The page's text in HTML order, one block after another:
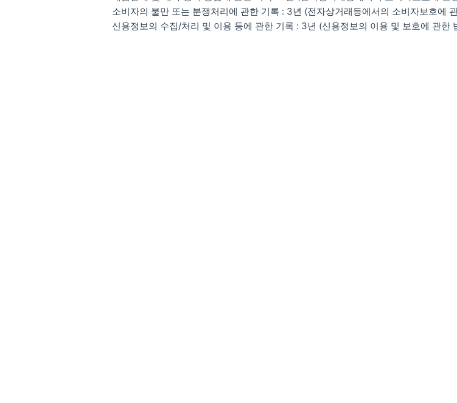
소비자의 불만 또는 분쟁처리에 관한 기록 : 3년 (전자상거래등에서의 소비자보호에
신용정보의 수집/처리 및 이용 등에 관한 기록 : 3년 (신용정보의 이용 및 보호에 관한